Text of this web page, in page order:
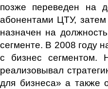
позже переведен на
абонентами ЦТУ,
назначен на
сегменте. В 2008 году
с бизнес сегментом.
реализовывал
для бизнеса» а также